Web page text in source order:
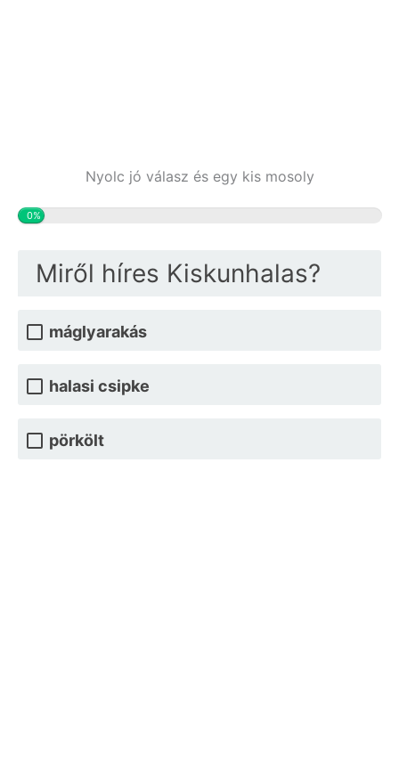
Nyolc jó válasz és egy kis mosoly
0%
Miről híres Kiskunhalas?
máglyarakás
halasi csipke
pörkölt